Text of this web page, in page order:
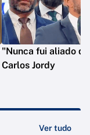
"Nunca fui aliado
Carlos Jordy
Ver tudo